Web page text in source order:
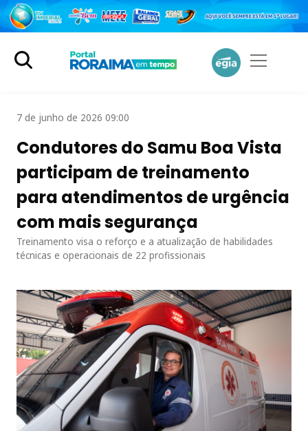
7 de junho de 2026 09:00
Condutores do Samu Boa Vista
participam de treinamento
para atendimentos de urgência
com mais segurança
Treinamento visa o reforço e a atualização de habilidades
técnicas e operacionais de 22 profissionais